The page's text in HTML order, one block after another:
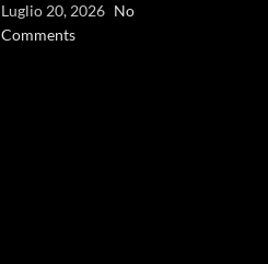
Luglio 20, 2026 No
Comments